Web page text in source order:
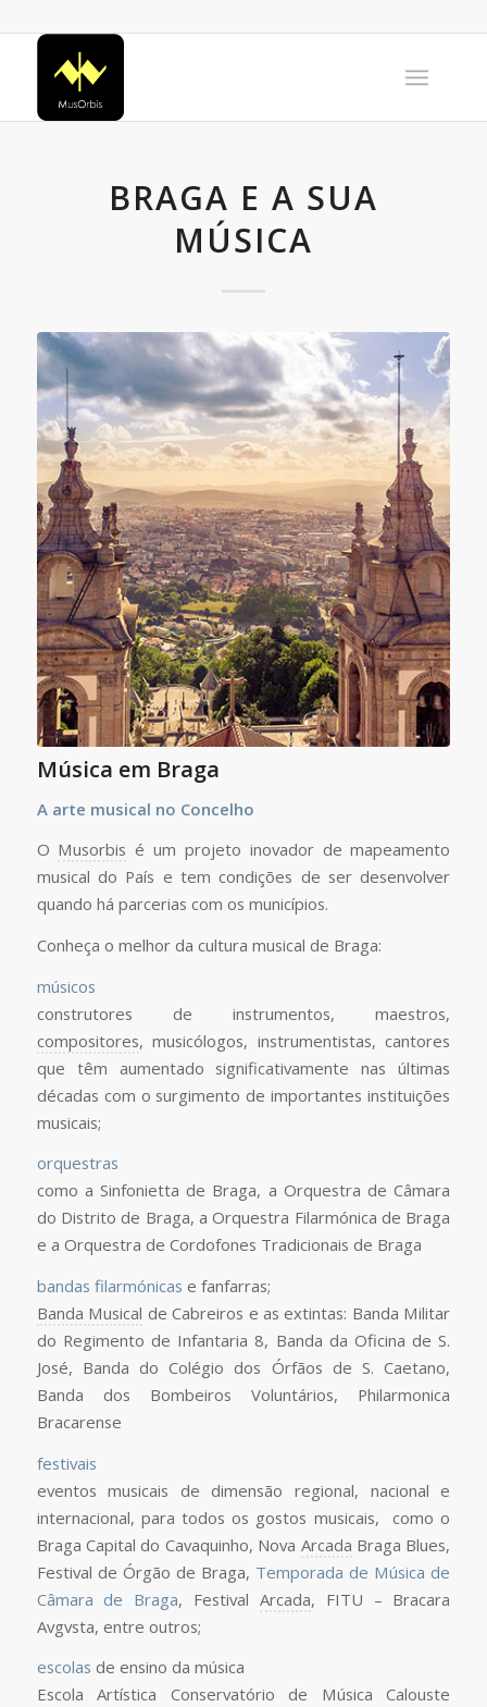
BRAGA E A SUA
MÚSICA
Música em Braga
A arte musical no Concelho
O Musorbis é um projeto inovador de mapeamento
musical do País e tem condições de ser desenvolver
quando há parcerias com os municípios.
Conheça o melhor da cultura musical de Braga:
músicos
construtores de instrumentos, maestros,
compositores, musicólogos, instrumentistas, cantores
que têm aumentado significativamente nas últimas
décadas com o surgimento de importantes instituições
musicais;
orquestras
como a Sinfonietta de Braga, a Orquestra de Câmara
do Distrito de Braga, a Orquestra Filarmónica de Braga
e a Orquestra de Cordofones Tradicionais de Braga
bandas filarmónicas e fanfarras;
Banda Musical de Cabreiros e as extintas: Banda Militar
do Regimento de Infantaria 8, Banda da Oficina de S.
José, Banda do Colégio dos Órfãos de S. Caetano,
Banda dos Bombeiros Voluntários, Philarmonica
Bracarense
festivais
eventos musicais de dimensão regional, nacional e
internacional, para todos os gostos musicais, como o
Braga Capital do Cavaquinho, Nova Arcada Braga Blues,
Festival de Órgão de Braga, Temporada de Música de
Câmara de Braga, Festival Arcada, FITU – Bracara
Avgvsta, entre outros;
escolas de ensino da música
Escola Artística Conservatório de Música Calouste